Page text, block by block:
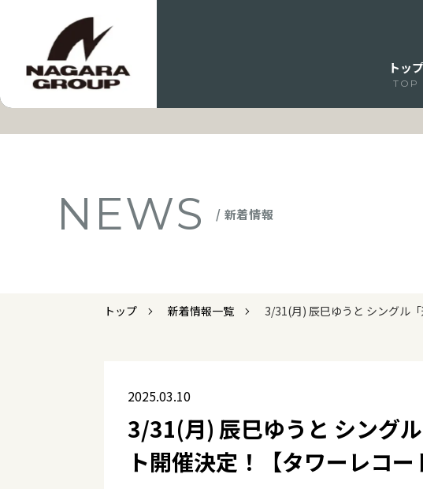
トップ
TOP
NEWS / 新着情報
トップ 新着情報一覧 3/31(月) 辰巳ゆうと シングル
2025.03.10
3/31(月) 辰巳ゆうと シング
ト開催決定！【タワーレコ